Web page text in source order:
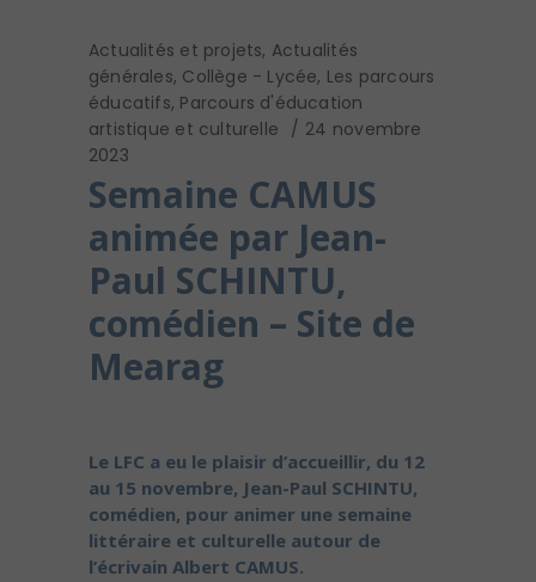
Actualités et projets, Actualités
générales, Collège - Lycée, Les parcours
éducatifs, Parcours d'éducation
artistique et culturelle
24 novembre
2023
Semaine CAMUS
animée par Jean-
Paul SCHINTU,
comédien – Site de
Mearag
Le LFC a eu le plaisir d’accueillir, du 12
au 15 novembre, Jean-Paul SCHINTU,
comédien, pour animer une semaine
littéraire et culturelle autour de
l’écrivain Albert CAMUS.